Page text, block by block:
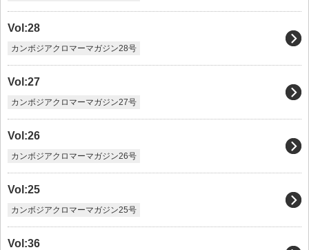
Vol:28
カンボジアクロマーマガジン28号
Vol:27
カンボジアクロマーマガジン27号
Vol:26
カンボジアクロマーマガジン26号
Vol:25
カンボジアクロマーマガジン25号
Vol:36